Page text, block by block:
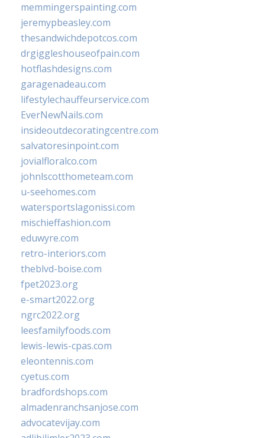
memmingerspainting.com
jeremypbeasley.com
thesandwichdepotcos.com
drgiggleshouseofpain.com
hotflashdesigns.com
garagenadeau.com
lifestylechauffeurservice.com
EverNewNails.com
insideoutdecoratingcentre.com
salvatoresinpoint.com
jovialfloralco.com
johnlscotthometeam.com
u-seehomes.com
watersportslagonissi.com
mischieffashion.com
eduwyre.com
retro-interiors.com
theblvd-boise.com
fpet2023.org
e-smart2022.org
ngrc2022.org
leesfamilyfoods.com
lewis-lewis-cpas.com
eleontennis.com
cyetus.com
bradfordshops.com
almadenranchsanjose.com
advocatevijay.com